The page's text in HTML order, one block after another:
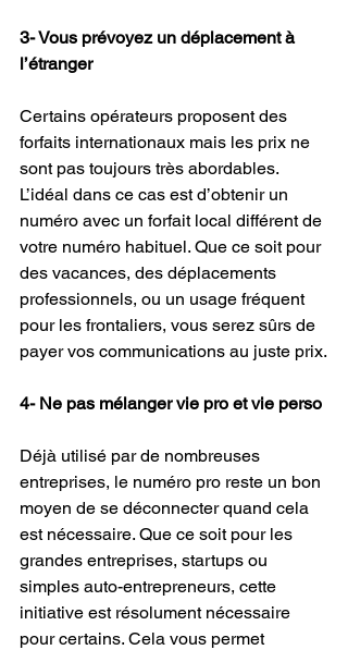
3- Vous prévoyez un déplacement à
l’étranger
Certains opérateurs proposent des
forfaits internationaux mais les prix ne
sont pas toujours très abordables.
L’idéal dans ce cas est d’obtenir un
numéro avec un forfait local différent de
votre numéro habituel. Que ce soit pour
des vacances, des déplacements
professionnels, ou un usage fréquent
pour les frontaliers, vous serez sûrs de
payer vos communications au juste prix.
4- Ne pas mélanger vie pro et vie perso
Déjà utilisé par de nombreuses
entreprises, le numéro pro reste un bon
moyen de se déconnecter quand cela
est nécessaire. Que ce soit pour les
grandes entreprises, startups ou
simples auto-entrepreneurs, cette
initiative est résolument nécessaire
pour certains. Cela vous permet